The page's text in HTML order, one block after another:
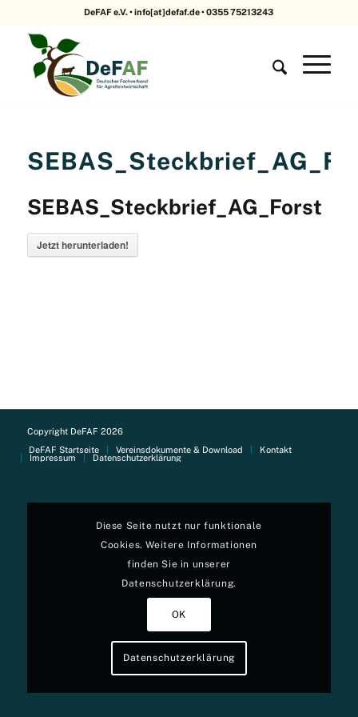
DeFAF e.V. • info[at]defaf.de • 0355 75213243
SEBAS_Steckbrief_AG_Forst
Jetzt herunterladen!
Copyright DeFAF 2026
DeFAF Startseite
Vereinsdokumente & Download
Kontakt
Impressum
Datenschutzerklärung
Diese Seite nutzt nur funktionale
Cookies. Weitere Informationen
finden Sie in unserer
Datenschutzerklärung.
OK
Datenschutzerklärung